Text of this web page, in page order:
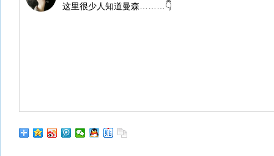
这里很少人知道曼森………👇